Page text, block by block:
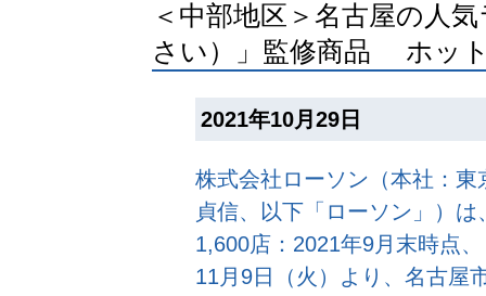
＜中部地区＞名古屋の人
さい）」監修商品 ホッ
2021年10月29日
株式会社ローソン（本社：
貞信、以下「ローソン」）
1,600店：2021年9月末時点
11月9日（火）より、名古屋